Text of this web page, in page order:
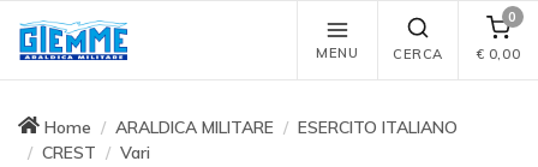
MENU CERCA
0
€ 0,00
Home ARALDICA MILITARE
ESERCITO ITALIANO
CREST
Vari